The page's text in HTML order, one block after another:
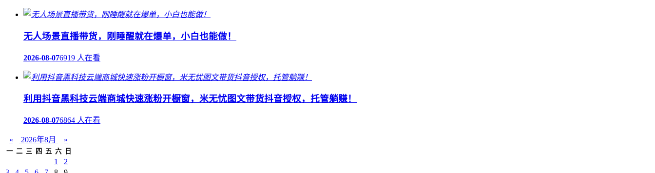
无人场景直播带货，刚睡醒就在爆单，小白也能做！
2026-08-076919 人在看
利用抖音黑科技云端商城快速涨粉开橱窗，米无忧图文带货抖音授权，托管躺赚！
2026-08-076864 人在看
« 2026年8月 »
一 二 三 四 五 六 日
1
2